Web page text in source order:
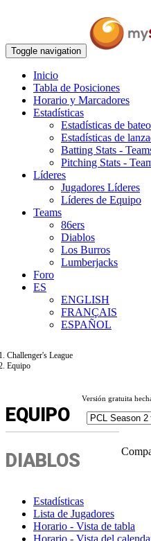
Toggle navigation
Inicio
Tabla de Posiciones
Horario y Marcadores
Estadísticas
Estadísticas de bateo
Estadísticas de
Batting Stats -
Pitching Stats -
Líderes
Jugadores Líderes
Líderes de Equipo
Teams
86ers
Diablos
Los Burros
Lumberjacks
Foro
ES
ENGLISH
FRANÇAIS
ESPAÑOL
Challenger's League
Equipo
Versión gratuita
EQUIPO
DIABLOS
Estadísticas
Lista de Jugadores
Horario - Vista de tabla
Horario - Vista del